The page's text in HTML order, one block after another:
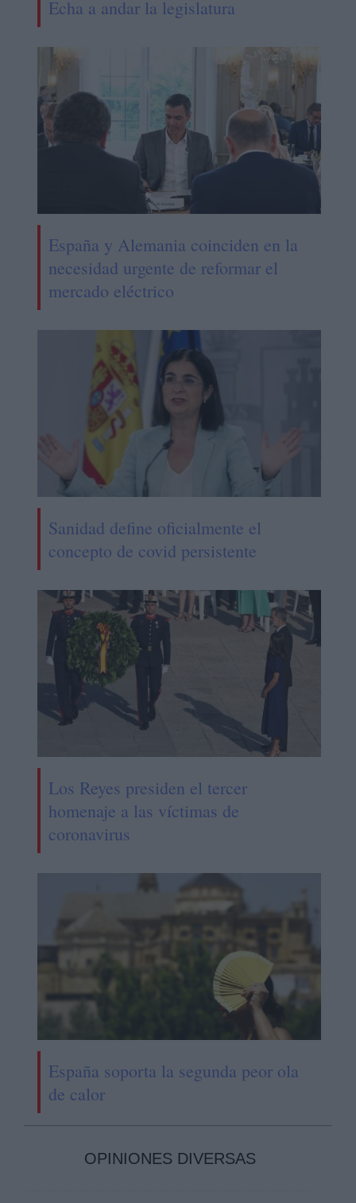
Echa a andar la legislatura
España y Alemania coinciden en la
necesidad urgente de reformar el
mercado eléctrico
Sanidad define oficialmente el
concepto de covid persistente
Los Reyes presiden el tercer
homenaje a las víctimas de
coronavirus
España soporta la segunda peor ola
de calor
OPINIONES DIVERSAS